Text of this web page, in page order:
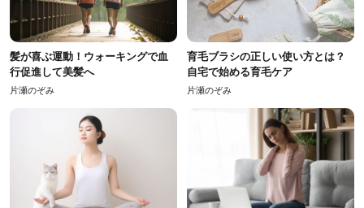
髪が喜ぶ運動！ウォーキングで血
行促進して美髪へ
片瀬のぞみ
育毛ブラシの正しい使い方とは？
自宅で始める育毛ケア
片瀬のぞみ